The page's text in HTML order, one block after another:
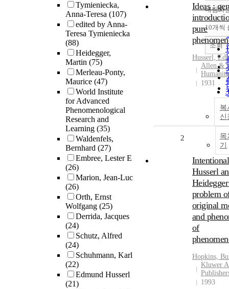
Tymieniecka,
Anna-Teresa (107)
edited by Anna-
Teresa Tymieniecka
(88)
Heidegger,
Martin (75)
Merleau-Ponty,
Maurice (47)
World Institute
for Advanced
Phenomenological
Research and
Learning (35)
Waldenfels,
Bernhard (27)
Embree, Lester E
(26)
Marion, Jean-Luc
(26)
Orth, Ernst
Wolfgang (25)
Derrida, Jacques
(24)
Schutz, Alfred
(24)
Schuhmann, Karl
(22)
Edmund Husserl
(21)
내림차
10개씩
조회
Ideas :
pure
Husserl,
Allen &
1931
복
신
목
기
2
Husserl
problem
original
and
of
Hopkins,
Kluwer
1993